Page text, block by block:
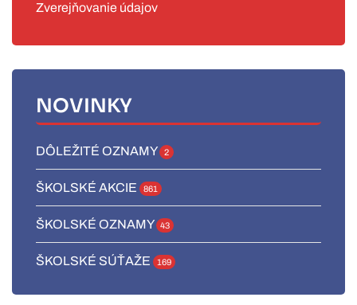
Zverejňovanie údajov
NOVINKY
DÔLEŽITÉ OZNAMY 2
ŠKOLSKÉ AKCIE 861
ŠKOLSKÉ OZNAMY 43
ŠKOLSKÉ SÚŤAŽE 169